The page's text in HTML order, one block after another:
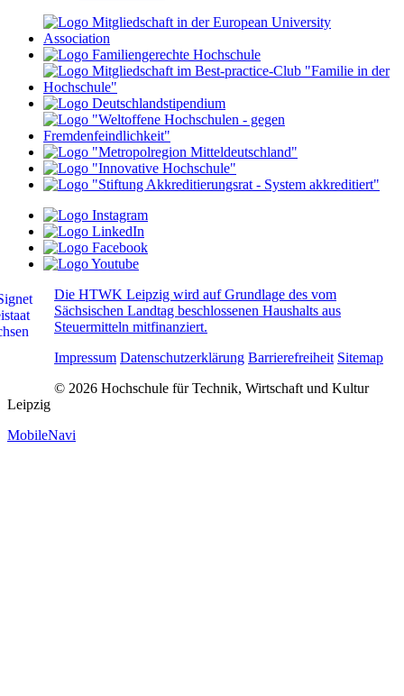
Die HTWK Leipzig wird auf Grundlage des vom
Sächsischen Landtag beschlossenen Haushalts aus
Steuermitteln mitfinanziert.
Impressum Datenschutzerklärung Barrierefreiheit Sitemap
© 2026 Hochschule für Technik, Wirtschaft und Kultur
Leipzig
MobileNavi